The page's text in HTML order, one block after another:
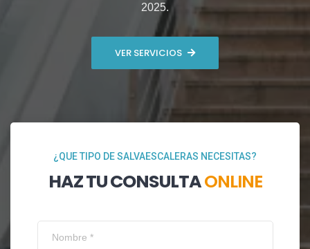
2025.
VER SERVICIOS
¿QUE TIPO DE SALVAESCALERAS NECESITAS?
HAZ TU CONSULTAONLINE